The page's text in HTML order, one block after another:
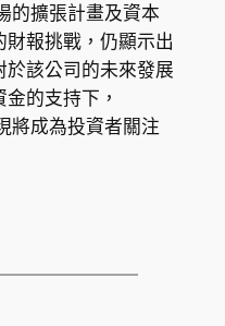
的擴張計畫及資本
報挑戰，仍顯示出
於該公司的未來發展
的支持下，
將成為投資者關注